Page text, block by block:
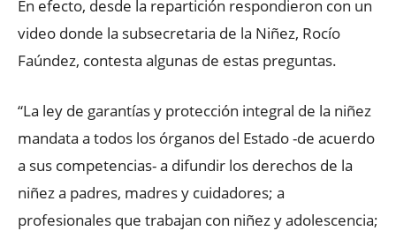
En efecto, desde la repartición respondieron con un
video donde la subsecretaria de la Niñez, Rocío
Faúndez, contesta algunas de estas preguntas.
“La ley de garantías y protección integral de la niñez
mandata a todos los órganos del Estado -de acuerdo
a sus competencias- a difundir los derechos de la
niñez a padres, madres y cuidadores; a
profesionales que trabajan con niñez y adolescencia;